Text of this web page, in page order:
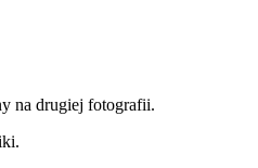
na drugiej fotografii.